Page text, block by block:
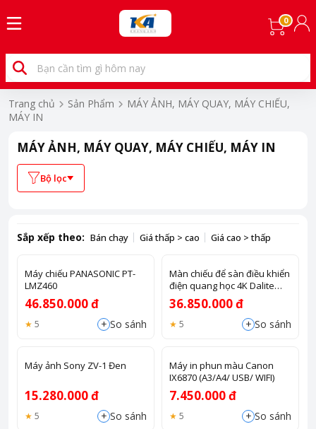
0
Trang chủ Sản Phẩm
MÁY ẢNH, MÁY QUAY, MÁY CHIẾU,
MÁY IN
MÁY ẢNH, MÁY QUAY, MÁY CHIẾU, MÁY IN
Bộ lọc
Sắp xếp theo: Bán chạy Giá thấp > cao Giá cao > thấp
Máy chiếu PANASONIC PT-
LMZ460
46.850.000 đ
5 + So sánh
Màn chiếu để sàn điều khiển
điện quang học 4K Dalite
FU120EST-CBSP
36.850.000 đ
5 + So sánh
Máy ảnh Sony ZV-1 Đen
15.280.000 đ
5 + So sánh
Máy in phun màu Canon
IX6870 (A3/A4/ USB/ WIFI)
7.450.000 đ
5 + So sánh